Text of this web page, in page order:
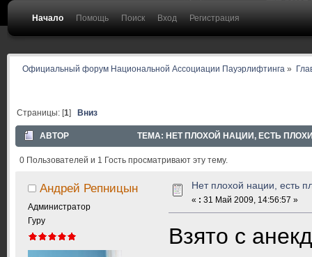
Начало Помощь Поиск Вход Регистрация
Официальный форум Национальной Ассоциации Пауэрлифтинга »
Страницы: [1]Вниз
АВТОР ТЕМА: НЕТ ПЛОХОЙ НАЦИИ, ЕСТЬ
0 Пользователей и 1 Гость просматривают эту тему.
Андрей Репницын
Администратор
Гуру
Нет плохой нации, есть
« : 31 Май 2009, 14:56:57 »
Взято с